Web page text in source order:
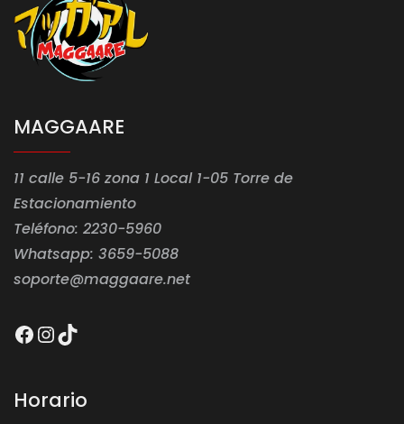
MAGGAARE
11 calle 5-16 zona 1 Local 1-05 Torre de
Estacionamiento
Teléfono: 2230-5960
Whatsapp: 3659-5088
soporte@maggaare.net
Facebook
Instagram
TikTok
Horario